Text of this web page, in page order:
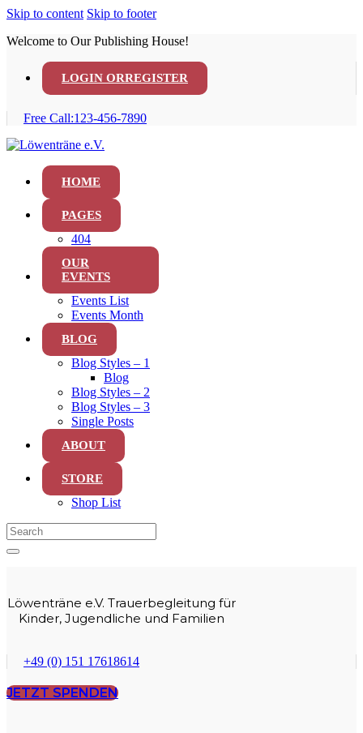
Skip to content Skip to footer
Welcome to Our Publishing House!
LOGIN ORREGISTER
Free Call:123-456-7890
HOME
PAGES
404
OUR
EVENTS
Events List
Events Month
BLOG
Blog Styles – 1
Blog
Blog Styles – 2
Blog Styles – 3
Single Posts
ABOUT
STORE
Shop List
Löwenträne e.V. Trauerbegleitung für
Kinder, Jugendliche und Familien
+49 (0) 151 17618614
JETZT SPENDEN